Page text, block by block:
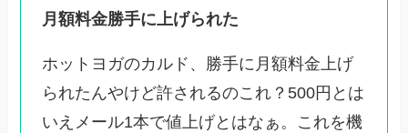
月額料金勝手に上げられた
ホットヨガのカルド、勝手に月額料金上げ
られたんやけど許されるのこれ？500円とは
いえメール1本で値上げとはなぁ。これを機